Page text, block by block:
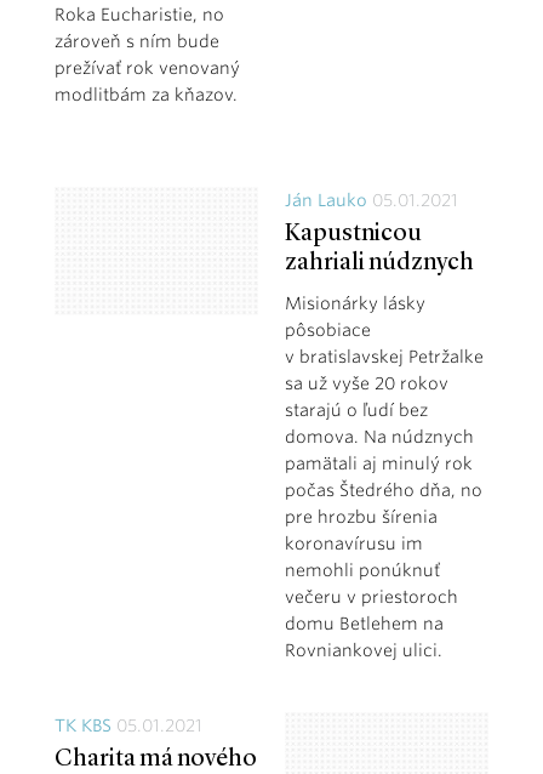
Roka Eucharistie, no
zároveň s ním bude
prežívať rok venovaný
modlitbám za kňazov.
Ján Lauko 05.01.2021
Kapustnicou
zahriali núdznych
Misionárky lásky
pôsobiace
v bratislavskej Petržalke
sa už vyše 20 rokov
starajú o ľudí bez
domova. Na núdznych
pamätali aj minulý rok
počas Štedrého dňa, no
pre hrozbu šírenia
koronavírusu im
nemohli ponúknuť
večeru v priestoroch
domu Betlehem na
Rovniankovej ulici.
TK KBS 05.01.2021
Charita má nového